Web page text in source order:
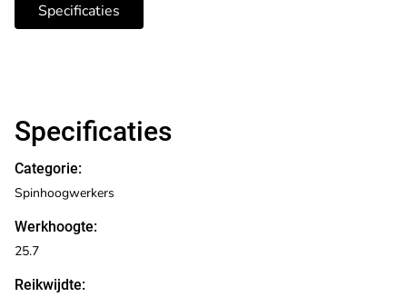
Specificaties
Specificaties
Categorie:
Werkhoogte:
Reikwijdte:
Spinhoogwerkers
25.7